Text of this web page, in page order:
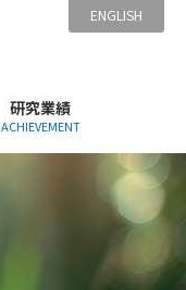
ENGLISH
研究業績
ACHIEVEMENT